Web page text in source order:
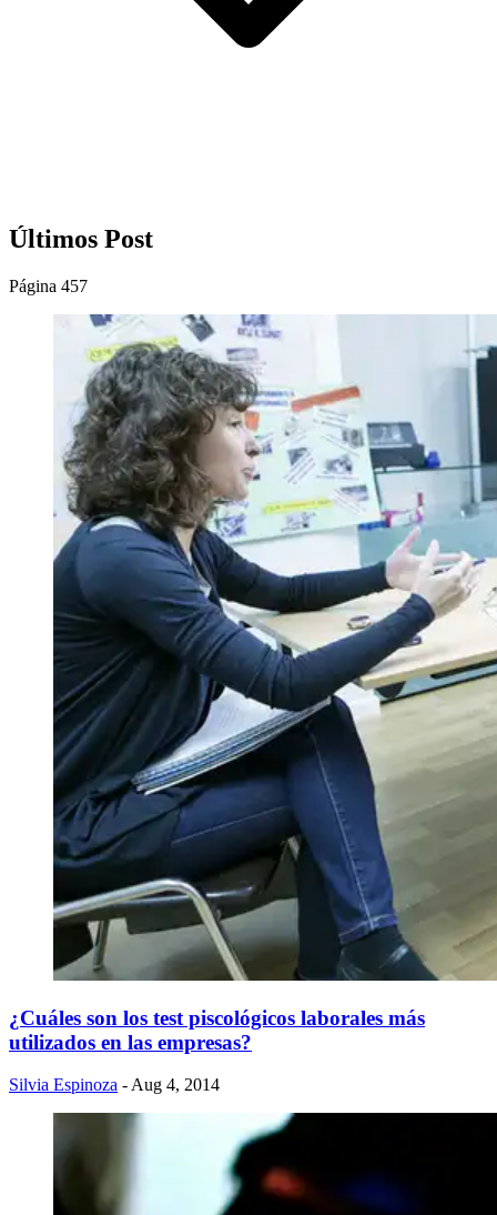
Últimos Post
Página 457
¿Cuáles son los test piscológicos laborales más
utilizados en las empresas?
Silvia Espinoza - Aug 4, 2014